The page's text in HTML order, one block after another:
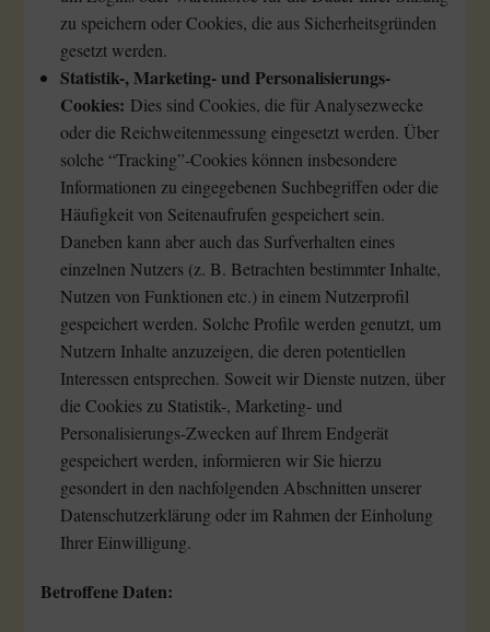
zu speichern oder Cookies, die aus Sicherheitsgründen
gesetzt werden.
Statistik-, Marketing- und Personalisierungs-
Cookies: Dies sind Cookies, die für Analysezwecke
oder die Reichweitenmessung eingesetzt werden. Über
solche “Tracking”-Cookies können insbesondere
Informationen zu eingegebenen Suchbegriffen oder die
Häufigkeit von Seitenaufrufen gespeichert sein.
Daneben kann aber auch das Surfverhalten eines
einzelnen Nutzers (z. B. Betrachten bestimmter Inhalte,
Nutzen von Funktionen etc.) in einem Nutzerprofil
gespeichert werden. Solche Profile werden genutzt, um
Nutzern Inhalte anzuzeigen, die deren potentiellen
Interessen entsprechen. Soweit wir Dienste nutzen, über
die Cookies zu Statistik-, Marketing- und
Personalisierungs-Zwecken auf Ihrem Endgerät
gespeichert werden, informieren wir Sie hierzu
gesondert in den nachfolgenden Abschnitten unserer
Datenschutzerklärung oder im Rahmen der Einholung
Ihrer Einwilligung.
Betroffene Daten: